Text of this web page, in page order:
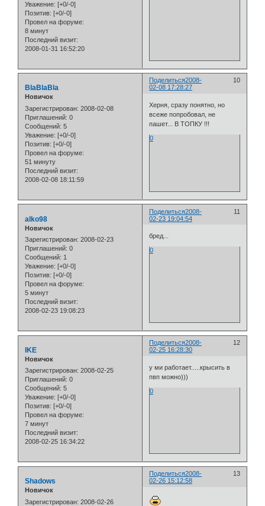
Уважение: [+0/-0]
Позитив: [+0/-0]
Провел на форуме:
8 минут
Последний визит:
2008-01-31 16:52:20
Поделиться 10
2008-
02-08 17:28:27
BlaBlaBla
Новичок
Зарегистрирован: 2008-02-08
Приглашений: 0
Сообщений: 5
Уважение: [+0/-0]
Позитив: [+0/-0]
Провел на форуме:
51 минуту
Последний визит:
2008-02-08 18:11:59
Херня, сразу понятно, но
всеже попробовал, не
пашет... В ТОПКУ !!!
0
Поделиться 11
2008-
02-23 19:04:54
alko98
Новичок
Зарегистрирован: 2008-02-23
Приглашений: 0
Сообщений: 1
Уважение: [+0/-0]
Позитив: [+0/-0]
Провел на форуме:
5 минут
Последний визит:
2008-02-23 19:08:23
бред...
0
Поделиться 12
2008-
02-25 16:28:30
IKE
Новичок
Зарегистрирован: 2008-02-25
Приглашений: 0
Сообщений: 5
Уважение: [+0/-0]
Позитив: [+0/-0]
Провел на форуме:
7 минут
Последний визит:
2008-02-25 16:34:22
у ми работает.....крысить в
пвп можно)))
0
Поделиться 13
2008-
02-26 15:12:58
Shadows
Новичок
Зарегистрирован: 2008-02-26